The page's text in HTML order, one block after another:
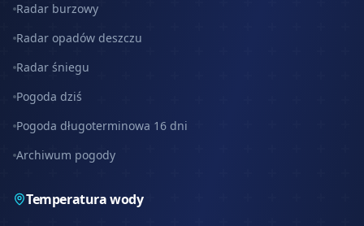
Radar burzowy
Radar opadów deszczu
Radar śniegu
Pogoda dziś
Pogoda długoterminowa 16 dni
Archiwum pogody
Temperatura wody